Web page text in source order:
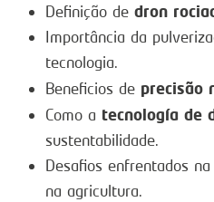
Definição de dron
Importância da
tecnologia.
Beneficios de precisão
Como a tecnología de
sustentabilidade.
Desafios enfrentados
na agricultura.